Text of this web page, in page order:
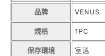
品牌 VENUS
規格 1PC
保存環境 室溫